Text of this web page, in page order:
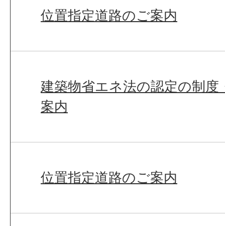
位置指定道路のご案内
建築物省エネ法の認定の制度
案内
位置指定道路のご案内